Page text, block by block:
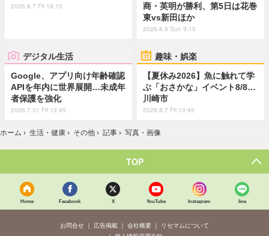
2026.8.7 Fri 18:15
商・英明が勝利、第5日は花巻
東vs新田ほか
2026.8.9 Sun 9:15
デジタル生活
Google、アプリ向け年齢確認
APIを年内に世界展開…未成年
者保護を強化
2026.7.31 Fri 13:45
趣味・娯楽
【夏休み2026】魚に触れて学
ぶ「おさかな」イベント8/8…
川崎市
2026.8.7 Fri 10:45
ホーム › 生活・健康 › その他 › 記事 › 写真・画像
TOP
Home Facebook X YouTube Instagram line
お問合せ 広告掲載 会社概要
リセマムについて